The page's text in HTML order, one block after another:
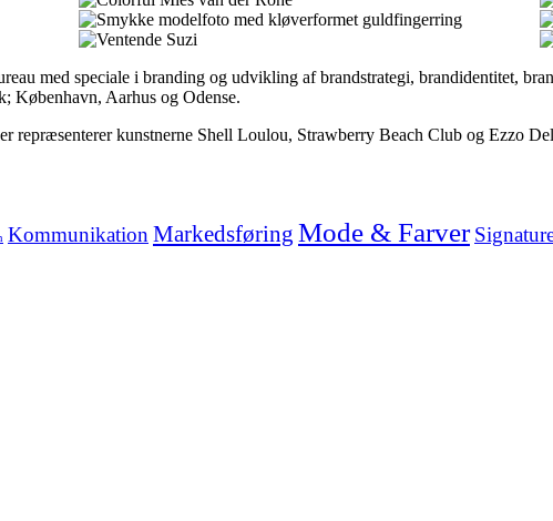
med speciale i branding og udvikling af brandstrategi, brandidentitet,
København, Aarhus og Odense.
repræsenterer kunstnerne Shell Loulou, Strawberry Beach Club og Ezzo
Kommunikation Markedsføring Mode & Farver